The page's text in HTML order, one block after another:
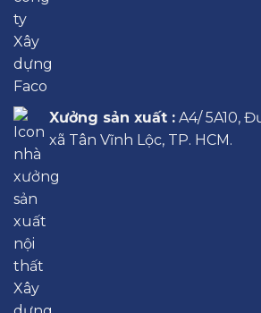
Xưởng sản xuất : A4/ 5A10,
xã Tân Vĩnh Lộc, TP. HCM.